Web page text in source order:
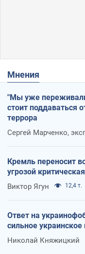
Мнения
"Мы уже
стоит поддаваться
террора
Сергей Марченко,
Кремль переносит
угрозой
Виктор Ягун 12,4 т.
Ответ на
сильное украинское
Николай Княжицкий